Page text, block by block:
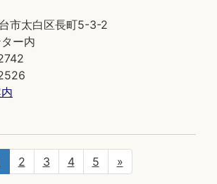
市太白区長町5-3-2
ー内
2 3 4 5 »